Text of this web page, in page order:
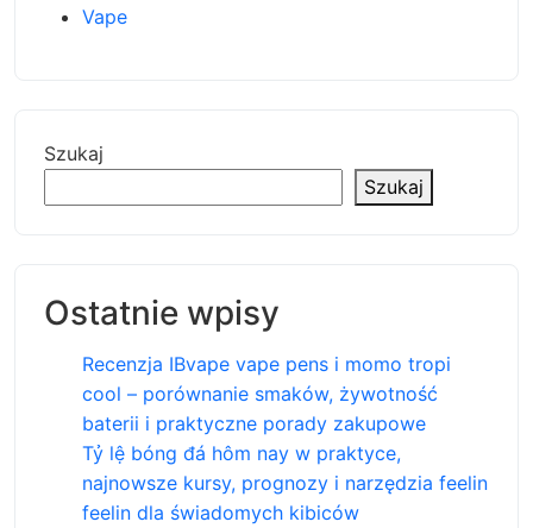
Vape
Szukaj
Szukaj
Ostatnie wpisy
Recenzja IBvape vape pens i momo tropi
cool – porównanie smaków, żywotność
baterii i praktyczne porady zakupowe
Tỷ lệ bóng đá hôm nay w praktyce,
najnowsze kursy, prognozy i narzędzia feelin
feelin dla świadomych kibiców